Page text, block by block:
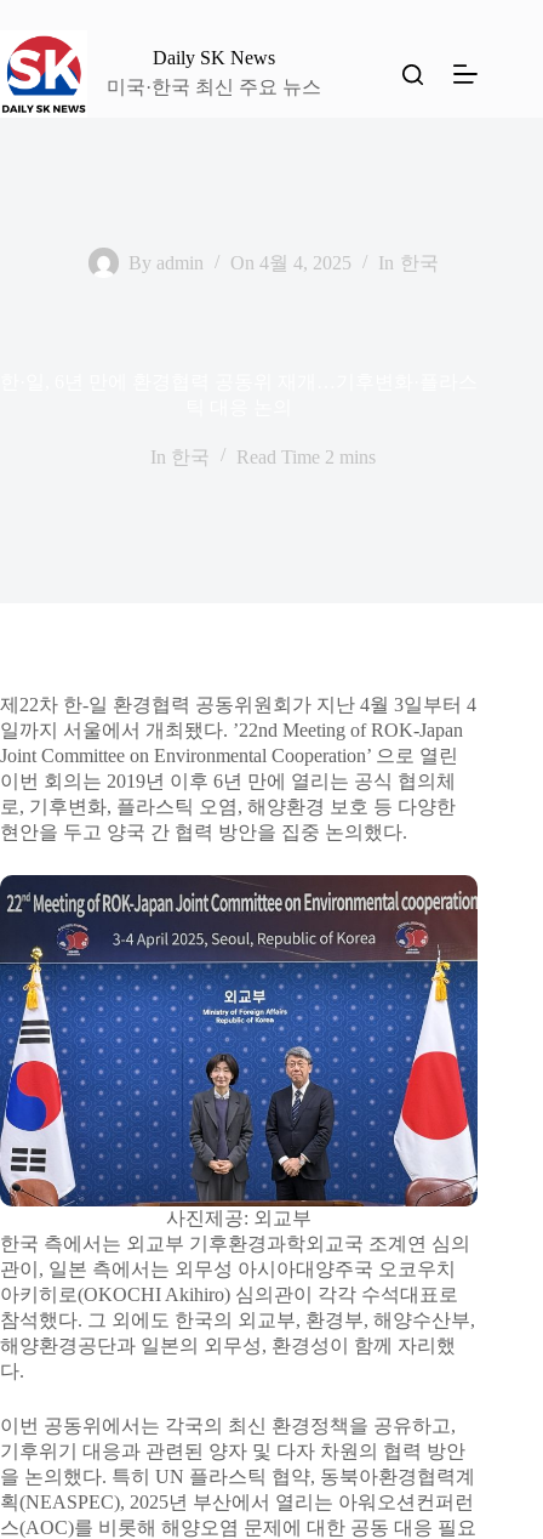
으
로
건
Daily SK News
미국·한국 최신 주요 뉴스
By admin On 4월 4, 2025 In 한국
In 한국 Read Time 2 mins
제22차 한-일 환경협력 공동위원회가 지난 4월 3일부터 4
일까지 서울에서 개최됐다. ’22nd Meeting of ROK-Japan
Joint Committee on Environmental Cooperation’ 으로 열린
이번 회의는 2019년 이후 6년 만에 열리는 공식 협의체
로, 기후변화, 플라스틱 오염, 해양환경 보호 등 다양한
현안을 두고 양국 간 협력 방안을 집중 논의했다.
사진제공: 외교부
한국 측에서는 외교부 기후환경과학외교국 조계연 심의
관이, 일본 측에서는 외무성 아시아대양주국 오코우치
아키히로(OKOCHI Akihiro) 심의관이 각각 수석대표로
참석했다. 그 외에도 한국의 외교부, 환경부, 해양수산부,
해양환경공단과 일본의 외무성, 환경성이 함께 자리했
다.
이번 공동위에서는 각국의 최신 환경정책을 공유하고,
기후위기 대응과 관련된 양자 및 다자 차원의 협력 방안
을 논의했다. 특히 UN 플라스틱 협약, 동북아환경협력계
획(NEASPEC), 2025년 부산에서 열리는 아워오션컨퍼런
스(AOC)를 비롯해 해양오염 문제에 대한 공동 대응 필요